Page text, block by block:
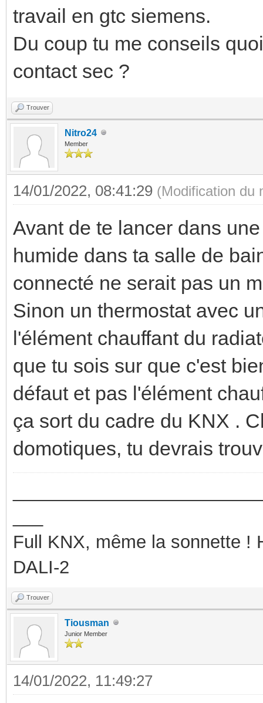
travail en gtc siemens.
Du coup tu me conseils
contact sec ?
Trouver
Nitro24
Member
14/01/2022, 08:41:29 (Modification du
Avant de te lancer dans
humide dans ta salle de
connecté ne serait pas un
Sinon un thermostat avec
l'élément chauffant du
que tu sois sur que c'est
défaut et pas l'élément
ça sort du cadre du KNX .
domotiques, tu devrais
Full KNX, même la sonnette !
DALI-2
Trouver
Tiousman
Junior Member
14/01/2022, 11:49:27